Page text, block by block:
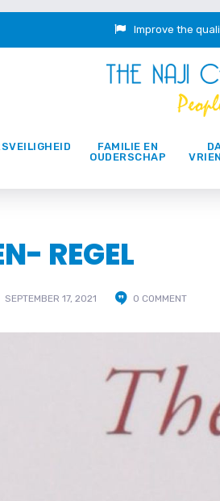
Improve the
FAMILIE EN
OUDERSCHAP
REGEL
SEPTEMBER 17, 2021 0 COMMENT